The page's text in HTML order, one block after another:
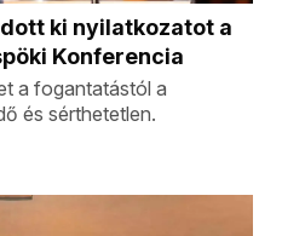
ki nyilatkozatot a
Konferencia
a fogantatástól a
és sérthetetlen.